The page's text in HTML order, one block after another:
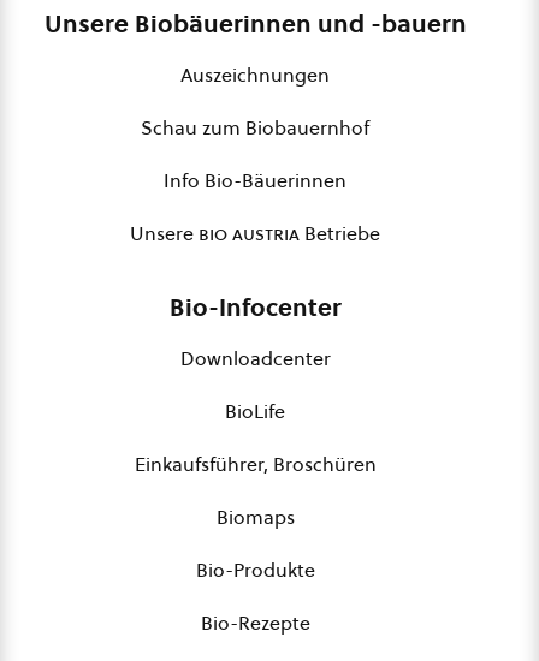
Unsere Biobäuerinnen und -bauern
Auszeichnungen
Schau zum Biobauernhof
Info Bio-Bäuerinnen
Unsere bio austria Betriebe
Bio-Infocenter
Downloadcenter
BioLife
Einkaufsführer, Broschüren
Biomaps
Bio-Produkte
Bio-Rezepte